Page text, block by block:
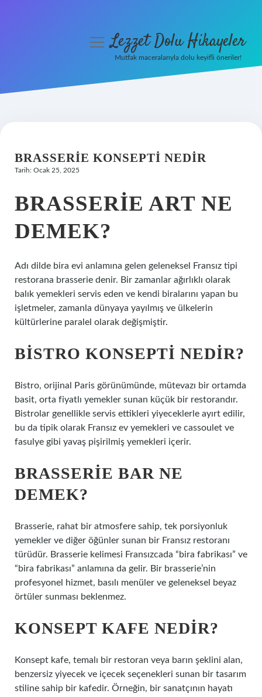
Hakkımızda
menüyüLezzet Dolu Hikayeler
Mutfak maceralarıyla dolu keyifli öneriler!
BRASSERIE KONSEPTI NEDIR
Tarih: Ocak 25, 2025
BRASSERIE ART NE
DEMEK?
Adı dilde bira evi anlamına gelen geleneksel Fransız tipi
restorana brasserie denir. Bir zamanlar ağırlıklı olarak
balık yemekleri servis eden ve kendi biralarını yapan bu
işletmeler, zamanla dünyaya yayılmış ve ülkelerin
kültürlerine paralel olarak değişmiştir.
BISTRO KONSEPTI NEDIR?
Bistro, orijinal Paris görünümünde, mütevazı bir ortamda
basit, orta fiyatlı yemekler sunan küçük bir restorandır.
Bistrolar genellikle servis ettikleri yiyeceklerle ayırt edilir,
bu da tipik olarak Fransız ev yemekleri ve cassoulet ve
fasulye gibi yavaş pişirilmiş yemekleri içerir.
BRASSERIE BAR NE
DEMEK?
Brasserie, rahat bir atmosfere sahip, tek porsiyonluk
yemekler ve diğer öğünler sunan bir Fransız restoranı
türüdür. Brasserie kelimesi Fransızcada “bira fabrikası” ve
“bira fabrikası” anlamına da gelir. Bir brasserie’nin
profesyonel hizmet, basılı menüler ve geleneksel beyaz
örtüler sunması beklenmez.
KONSEPT KAFE NEDIR?
Konsept kafe, temalı bir restoran veya barın şeklini alan,
benzersiz yiyecek ve içecek seçenekleri sunan bir tasarım
stiline sahip bir kafedir. Örneğin, bir sanatçının hayatı